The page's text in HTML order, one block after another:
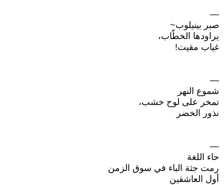
—
صبر بينيلوب~
يراودها الخطّاب،
غياب مقيت!
—
شموع النهر
تمخر على لوح خشب،
نذور الخضر
—
حاء اللغة
رمت جثة الباء في سوق الزمن
أول العاشقين